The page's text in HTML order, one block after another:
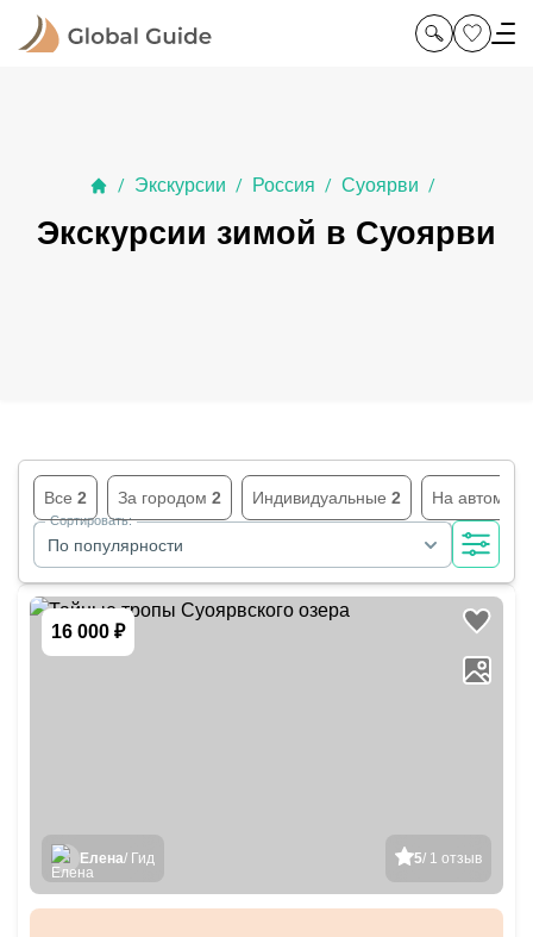
/ Экскурсии / Россия / Суоярви /
Экскурсии зимой в Суоярви
Все 2 За городом 2 Индивидуальные 2 На
По популярности
Сортировать:
16 000 ₽
5/ 1 отзыв
Елена/ Гид